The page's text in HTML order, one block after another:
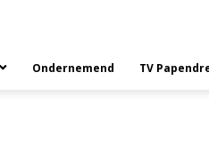
Ondernemend TV